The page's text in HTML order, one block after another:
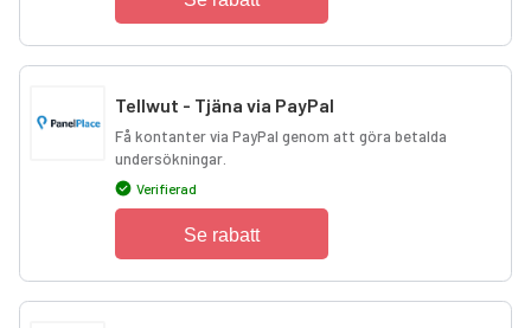
Tellwut - Tjäna via PayPal
Få kontanter via PayPal genom att göra betalda
undersökningar.
Verifierad
Se rabatt